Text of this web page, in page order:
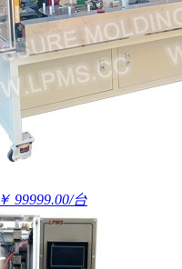
￥ 99999.00/台